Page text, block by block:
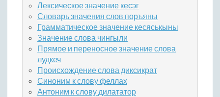
Лексическое значение кесэг
Словарь значения слов поръяны
Грамматическое значение кесяськыны
Значение слова чингыли
Прямое и переносное значение слова
лудкеч
Происхождение слова диксикрат
Синоним к слову феллах
Антоним к слову дилататор